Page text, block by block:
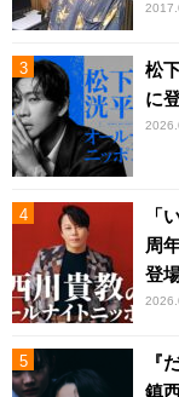
松
に
「
周
登
『
鎮